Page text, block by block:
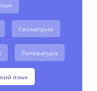
Геометрия
Литература
язык